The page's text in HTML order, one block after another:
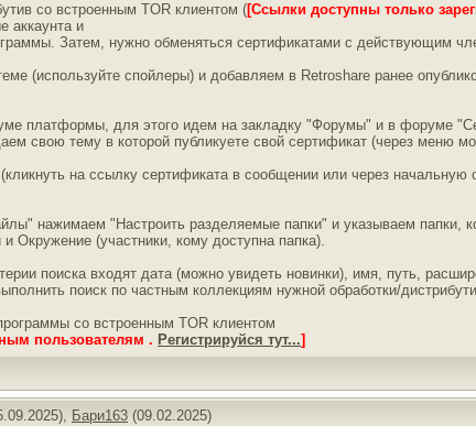
cо встроенным TOR клиентом ([Ссылки доступны только
аккаунта и
Затем, нужно обменяться сертификатами с действующим
(используйте спойлеры) и добавляем в Retroshare ранее
платформы, для этого идем на закладку "Форумы" и в форуме
свою тему в которой публикуете свой сертификат (через меню
на ссылку сертификата в сообщении или через начальную
нажимаем "Настроить разделяемые папки" и указываем папки,
Окружение (участники, кому доступна папка).
поиска входят дата (можно увидеть новинки), имя, путь,
поиск по частным коллекциям нужной обработки/
со встроенным TOR клиентом
пользователям . Регистрируйся тут...]
Бари163 (09.02.2025)